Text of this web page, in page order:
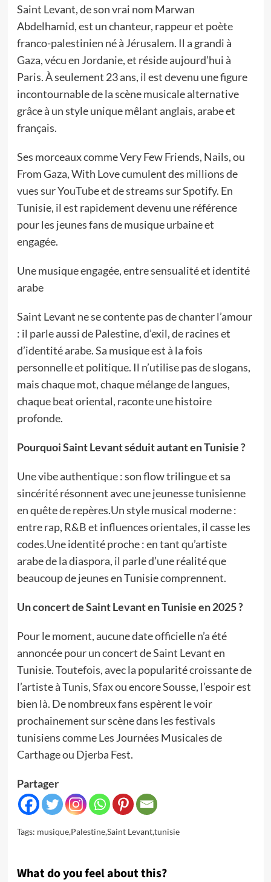
Saint Levant, de son vrai nom Marwan
Abdelhamid, est un chanteur, rappeur et poète
franco-palestinien né à Jérusalem. Il a grandi à
Gaza, vécu en Jordanie, et réside aujourd’hui à
Paris. À seulement 23 ans, il est devenu une figure
incontournable de la scène musicale alternative
grâce à un style unique mêlant anglais, arabe et
français.
Ses morceaux comme Very Few Friends, Nails, ou
From Gaza, With Love cumulent des millions de
vues sur YouTube et de streams sur Spotify. En
Tunisie, il est rapidement devenu une référence
pour les jeunes fans de musique urbaine et
engagée.
Une musique engagée, entre sensualité et identité
arabe
Saint Levant ne se contente pas de chanter l’amour
: il parle aussi de Palestine, d’exil, de racines et
d’identité arabe. Sa musique est à la fois
personnelle et politique. Il n’utilise pas de slogans,
mais chaque mot, chaque mélange de langues,
chaque beat oriental, raconte une histoire
profonde.
Pourquoi Saint Levant séduit autant en Tunisie ?
Une vibe authentique : son flow trilingue et sa
sincérité résonnent avec une jeunesse tunisienne
en quête de repères.Un style musical moderne :
entre rap, R&B et influences orientales, il casse les
codes.Une identité proche : en tant qu’artiste
arabe de la diaspora, il parle d’une réalité que
beaucoup de jeunes en Tunisie comprennent.
Un concert de Saint Levant en Tunisie en 2025 ?
Pour le moment, aucune date officielle n’a été
annoncée pour un concert de Saint Levant en
Tunisie. Toutefois, avec la popularité croissante de
l’artiste à Tunis, Sfax ou encore Sousse, l’espoir est
bien là. De nombreux fans espèrent le voir
prochainement sur scène dans les festivals
tunisiens comme Les Journées Musicales de
Carthage ou Djerba Fest.
Partager
Tags: musique,Palestine,Saint Levant,tunisie
What do you feel about this?